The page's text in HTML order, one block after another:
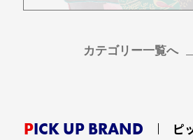
カテゴリー一覧へ
PICK UP BRAND ピ